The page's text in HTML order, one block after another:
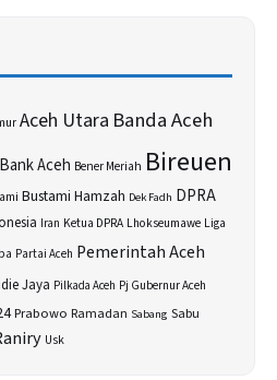
Aceh Utara Banda Aceh
Bank Aceh Bener Meriah Bireuen
Bustami Hamzah Dek Fadh DPRA
Iran Ketua DPRA Lhokseumawe Liga
Partai Aceh Pemerintah Aceh
Jaya Pilkada Aceh Pj Gubernur Aceh
Prabowo Ramadan Sabang Sabu
Usk